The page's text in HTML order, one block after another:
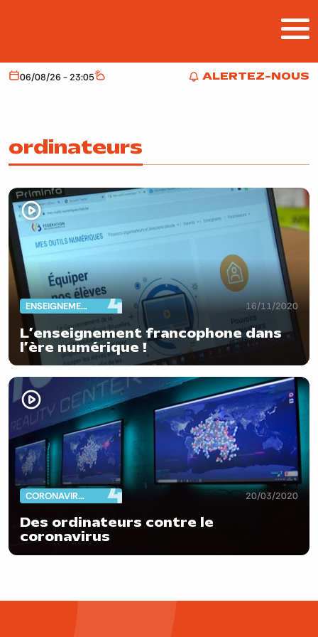
ALERTEZ-NOUS
ALERTEZ-NOUS
Aujourd'hui
06/08/26 - 23:05 Météo
ordinateurs
ENSEIGNEMENT 16/11/2020
L’enseignement francophone dans
l’ère numérique !
CORONAVIRUS 20/03/2020
Des ordinateurs contre le
coronavirus